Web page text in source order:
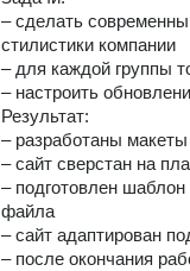
– сделать
стилистики компании
– для каждой группы
– настроить
Результат:
– разработаны
– сайт сверстан на
– подготовлен
файла
– сайт адаптирован
– после окончания